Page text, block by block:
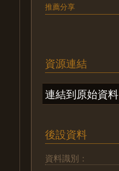
推薦分享
資源連結
連結到原始資料
後設資料
資料識別：